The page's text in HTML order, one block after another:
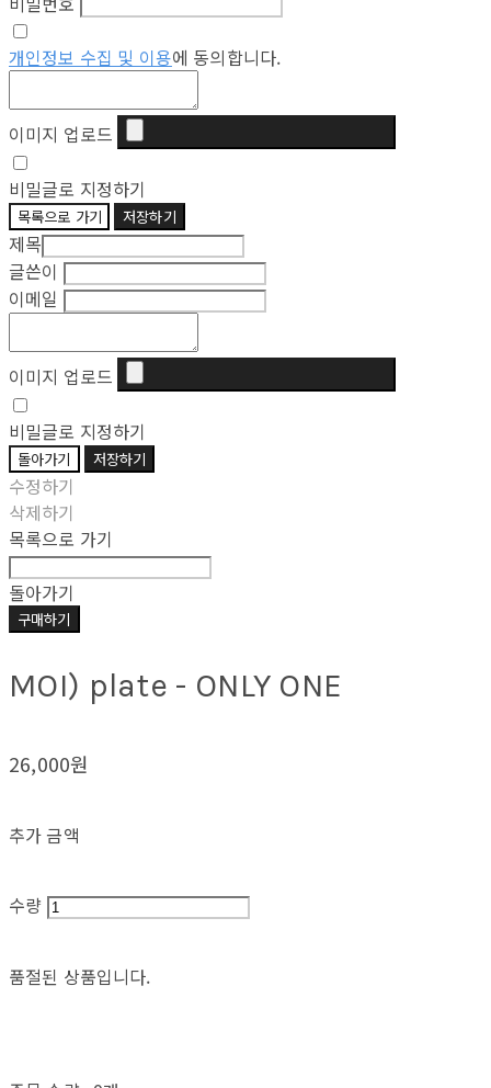
개인정보 수집 및 이용에 동의합니다.
이미지 업로드
비밀글로 지정하기
목록으로 가기 저장하기
제목
글쓴이
이메일
이미지 업로드
비밀글로 지정하기
돌아가기 저장하기
수정하기
삭제하기
목록으로 가기
돌아가기
구매하기
MOI) plate - ONLY ONE
26,000원
추가 금액
수량
품절된 상품입니다.